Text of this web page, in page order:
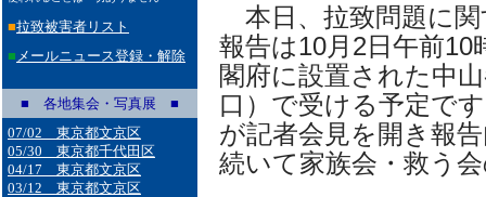
■拉致被害者リスト
■ メールニュース登録・解除
■ 各地集会・写真展 ■
07/02 東京都文京区
05/30 東京都千代田区
04/17 東京都文京区
03/12 東京都文京区
本日、拉致問題に
報告は10月2日午前
閣府に設置された中
口）で受ける予定で
が記者会見を開き報
続いて家族会・救う